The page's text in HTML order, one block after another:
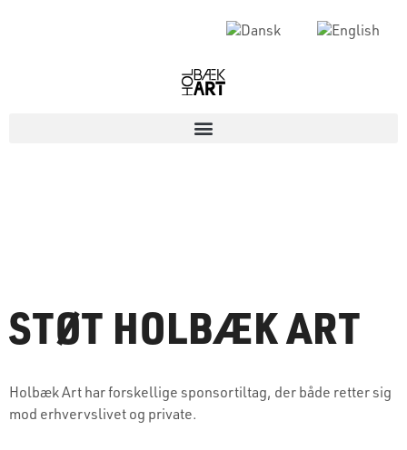
STØT HOLBÆK ART
Holbæk Art har forskellige sponsortiltag, der både retter sig
mod erhvervslivet og private.